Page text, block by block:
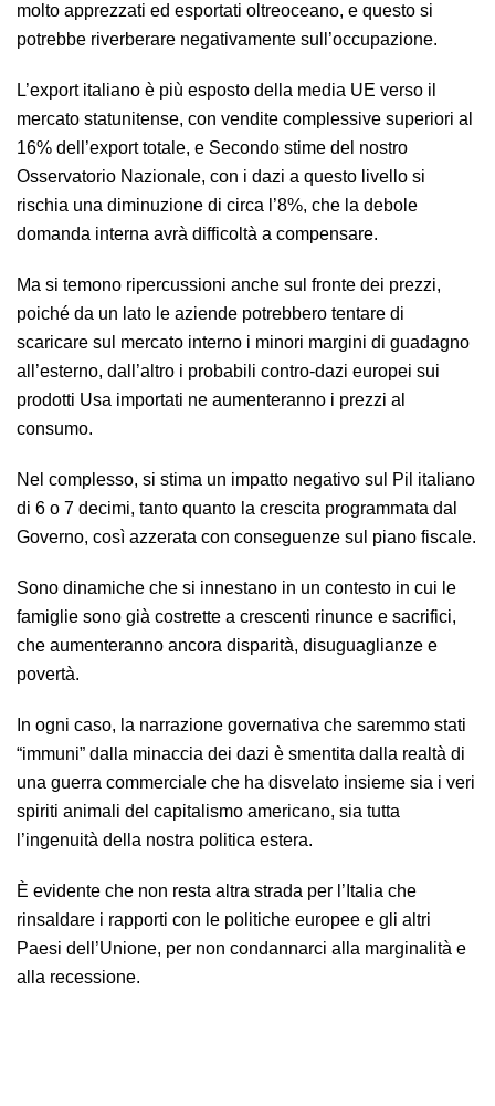
molto apprezzati ed esportati oltreoceano, e questo si
potrebbe riverberare negativamente sull’occupazione.
L’export italiano è più esposto della media UE verso il
mercato statunitense, con vendite complessive superiori al
16% dell’export totale, e Secondo stime del nostro
Osservatorio Nazionale, con i dazi a questo livello si
rischia una diminuzione di circa l’8%, che la debole
domanda interna avrà difficoltà a compensare.
Ma si temono ripercussioni anche sul fronte dei prezzi,
poiché da un lato le aziende potrebbero tentare di
scaricare sul mercato interno i minori margini di guadagno
all’esterno, dall’altro i probabili contro-dazi europei sui
prodotti Usa importati ne aumenteranno i prezzi al
consumo.
Nel complesso, si stima un impatto negativo sul Pil italiano
di 6 o 7 decimi, tanto quanto la crescita programmata dal
Governo, così azzerata con conseguenze sul piano fiscale.
Sono dinamiche che si innestano in un contesto in cui le
famiglie sono già costrette a crescenti rinunce e sacrifici,
che aumenteranno ancora disparità, disuguaglianze e
povertà.
In ogni caso, la narrazione governativa che saremmo stati
“immuni” dalla minaccia dei dazi è smentita dalla realtà di
una guerra commerciale che ha disvelato insieme sia i veri
spiriti animali del capitalismo americano, sia tutta
l’ingenuità della nostra politica estera.
È evidente che non resta altra strada per l’Italia che
rinsaldare i rapporti con le politiche europee e gli altri
Paesi dell’Unione, per non condannarci alla marginalità e
alla recessione.